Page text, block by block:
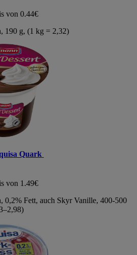
von 0.44€
190 g, (1 kg = 2,32)
Quark
von 1.49€
0,2% Fett, auch Skyr Vanille, 400-500